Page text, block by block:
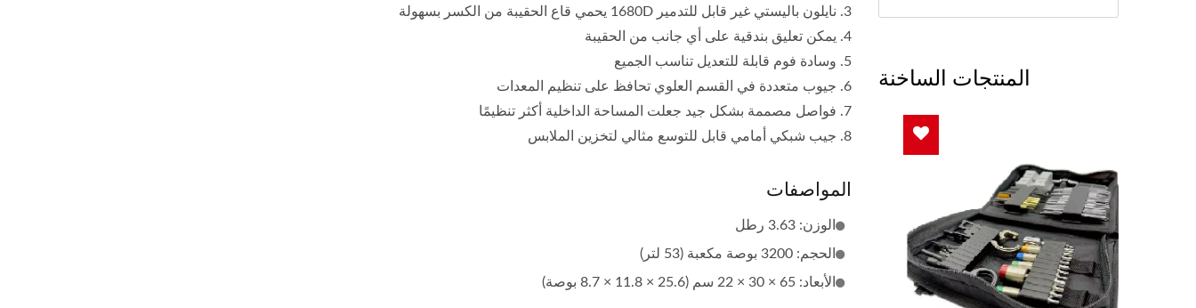
3. نايلون باليستي غير قابل للتدمير 1680D يحمي قاع الحقيبة من الكسر بسهولة
4. يمكن تعليق بندقية على أي جانب من الحقيبة
5. وسادة فوم قابلة للتعديل تناسب الجميع
6. جيوب متعددة في القسم العلوي تحافظ على تنظيم المعدات
7. فواصل مصممة بشكل جيد جعلت المساحة الداخلية أكثر تنظيمًا
8. جيب شبكي أمامي قابل للتوسع مثالي لتخزين الملابس
المواصفات
الوزن: 3.63 رطل
الحجم: 3200 بوصة مكعبة (53 لتر)
الأبعاد: 65 × 30 × 22 سم (25.6 × 11.8 × 8.7 بوصة)
المنتجات الساخنة